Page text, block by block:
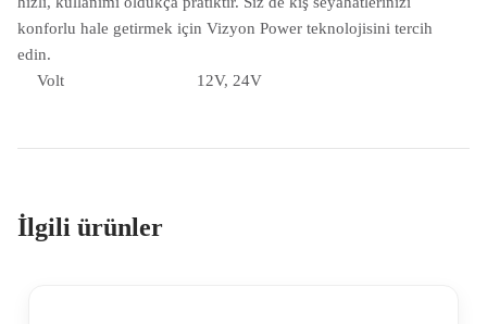
konforlu hale getirmek için Vizyon Power teknolojisini tercih
edin.
Volt
12V, 24V
İlgili ürünler